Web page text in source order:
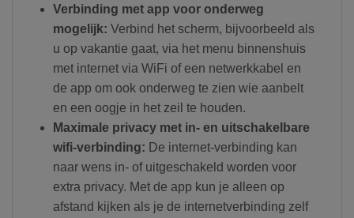
Verbinding met app voor onderweg
mogelijk: Verbind het scherm, bijvoorbeeld als
u op vakantie gaat, via het menu binnenshuis
met internet via WiFi of een netwerkkabel en
de app om ook onderweg te zien wie aanbelt
en een oogje in het zeil te houden.
Maximale privacy met in- en uitschakelbare
wifi-verbinding: De internet-verbinding kan
naar wens in- of uitgeschakeld worden voor
extra privacy. Met de app kun je alleen op
afstand kijken als je de internetverbinding zelf